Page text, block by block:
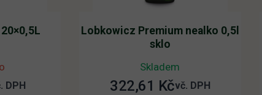
DPH
Lobkowicz Premium nealko 0,5l
sklo
Skladem
322,61 Kčvč. DPH